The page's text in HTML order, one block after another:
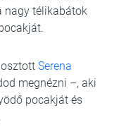
nagy télikabátok
Serena
megnézni –, aki
pocakját és